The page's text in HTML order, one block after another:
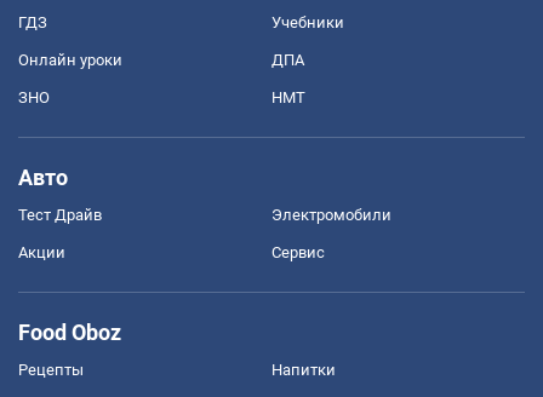
ГДЗ Учебники
Онлайн уроки ДПА
ЗНО НМТ
Авто
Тест Драйв Электромобили
Акции Сервис
Food Oboz
Рецепты Напитки